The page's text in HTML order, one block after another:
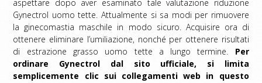
aspettare dopo aver esaminato tale valutazione riduzione
Gynectrol uomo tette. Attualmente si sa modi per rimuovere
la ginecomastia maschile in modo sicuro. Acquisire ora di
ottenere eliminare l’umiliazione, nonché per ottenere risultati
di estrazione grasso uomo tette a lungo termine. Per
ordinare Gynectrol dal sito ufficiale, si limita
semplicemente clic sui collegamenti web in questo